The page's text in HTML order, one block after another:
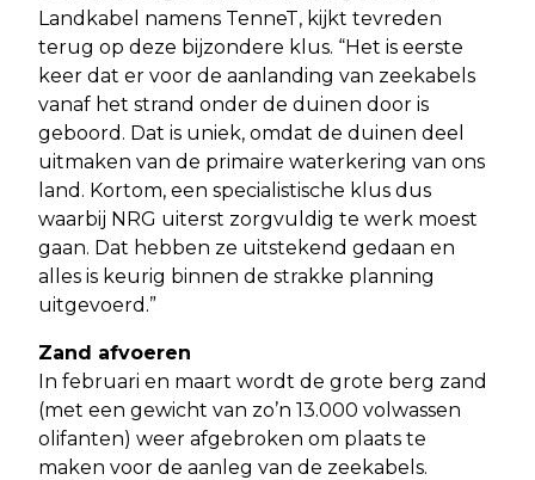
Landkabel namens TenneT, kijkt tevreden
terug op deze bijzondere klus. “Het is eerste
keer dat er voor de aanlanding van zeekabels
vanaf het strand onder de duinen door is
geboord. Dat is uniek, omdat de duinen deel
uitmaken van de primaire waterkering van ons
land. Kortom, een specialistische klus dus
waarbij NRG uiterst zorgvuldig te werk moest
gaan. Dat hebben ze uitstekend gedaan en
alles is keurig binnen de strakke planning
uitgevoerd.”
Zand afvoeren
In februari en maart wordt de grote berg zand
(met een gewicht van zo’n 13.000 volwassen
olifanten) weer afgebroken om plaats te
maken voor de aanleg van de zeekabels.